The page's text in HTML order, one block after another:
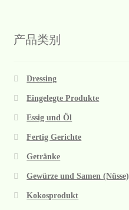
产品类别
Dressing
Eingelegte Produkte
Essig und Öl
Fertig Gerichte
Getränke
Gewürze und Samen (Nüsse)
Kokosprodukt